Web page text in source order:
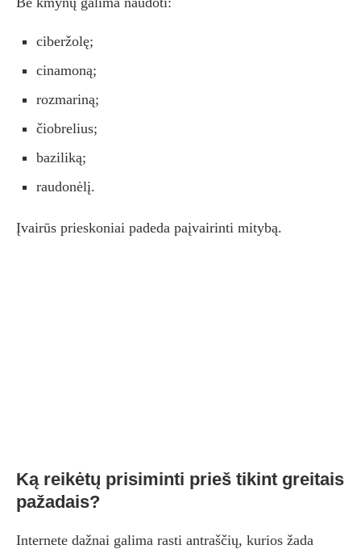
ciberžolę;
cinamoną;
rozmariną;
čiobrelius;
baziliką;
raudonėlį.
Įvairūs prieskoniai padeda paįvairinti mitybą.
Ką reikėtų prisiminti prieš tikint greitais
pažadais?
Internete dažnai galima rasti antraščių, kurios žada